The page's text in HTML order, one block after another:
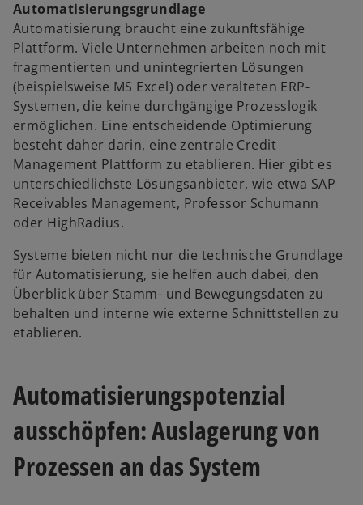
Automatisierungsgrundlage
Automatisierung braucht eine zukunftsfähige
Plattform. Viele Unternehmen arbeiten noch mit
fragmentierten und unintegrierten Lösungen
(beispielsweise MS Excel) oder veralteten ERP-
Systemen, die keine durchgängige Prozesslogik
ermöglichen. Eine entscheidende Optimierung
besteht daher darin, eine zentrale Credit
Management Plattform zu etablieren. Hier gibt es
unterschiedlichste Lösungsanbieter, wie etwa SAP
Receivables Management, Professor Schumann
oder HighRadius.
Systeme bieten nicht nur die technische Grundlage
für Automatisierung, sie helfen auch dabei, den
Überblick über Stamm- und Bewegungsdaten zu
behalten und interne wie externe Schnittstellen zu
etablieren.
Automatisierungspotenzial
ausschöpfen: Auslagerung von
Prozessen an das System